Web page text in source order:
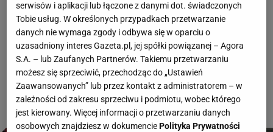
usnąć z nudów, to w drugiej połowie oba zespoły
zagwarantowały nam ogromne emocje! Mecz
skończył się remisem 2:2, który jest sporą wpadką
Holendrów.
serwisów i aplikacji lub łączone z danymi dot. świadczonych
Tobie usług. W określonych przypadkach przetwarzanie
danych nie wymaga zgody i odbywa się w oparciu o
uzasadniony interes Gazeta.pl, jej spółki powiązanej – Agora
S.A. – lub Zaufanych Partnerów. Takiemu przetwarzaniu
możesz się sprzeciwić, przechodząc do „Ustawień
Zaawansowanych” lub przez kontakt z administratorem – w
zależności od zakresu sprzeciwu i podmiotu, wobec którego
jest kierowany. Więcej informacji o przetwarzaniu danych
osobowych znajdziesz w dokumenciePolityka Prywatności